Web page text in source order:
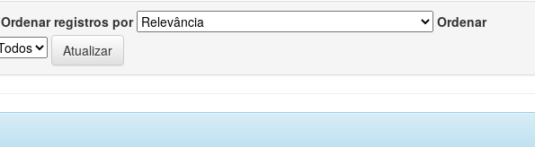
Ordenar registros por
Ordenar